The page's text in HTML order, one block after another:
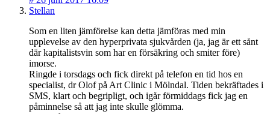
Stellan
Som en liten jämförelse kan detta jämföras med min
upplevelse av den hyperprivata sjukvården (ja, jag är ett sånt
där kapitalistsvin som har en försäkring och smiter före)
imorse.
Ringde i torsdags och fick direkt på telefon en tid hos en
specialist, dr Olof på Art Clinic i Mölndal. Tiden bekräftades i
SMS, klart och begripligt, och igår förmiddags fick jag en
påminnelse så att jag inte skulle glömma.